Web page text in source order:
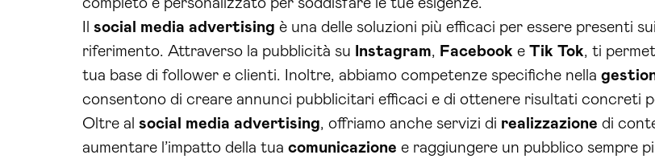
completo e personalizzato per soddisfare le tue esigenze.
social media advertising è una delle soluzioni più efficaci per essere presenti
riferimento. Attraverso la pubblicità su Instagram, Facebook e Tik Tok, ti
tua base di follower e clienti. Inoltre, abbiamo competenze specifiche nella
consentono di creare annunci pubblicitari efficaci e di ottenere risultati concreti
Oltre al social media advertising, offriamo anche servizi di realizzazione di
aumentare l’impatto della tua comunicazione e raggiungere un pubblico sempre